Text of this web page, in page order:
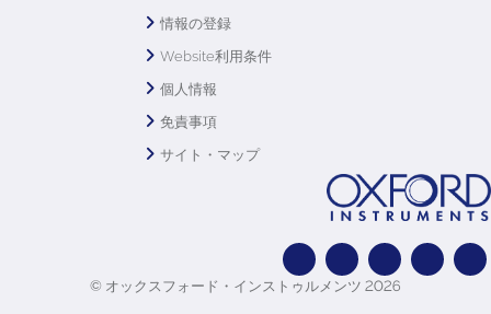
情報の登録
Website利用条件
個人情報
免責事項
サイト・マップ
© オックスフォード・インストゥルメンツ 2026